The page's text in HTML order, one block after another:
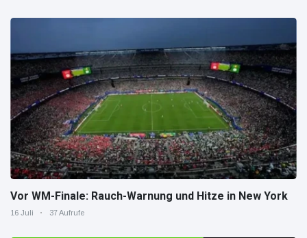
Vor WM-Finale: Rauch-Warnung und Hitze in New York
16 Juli 37 Aufrufe